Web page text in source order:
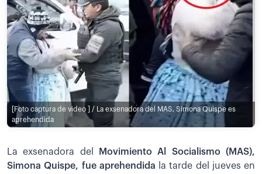
[Foto captura de video ] / La exsenadora del MAS, Simona Quispe es
aprehendida
La exsenadora del
Movimiento Al Socialismo (MAS),
Simona Quispe, fue aprehendida la tarde del jueves en